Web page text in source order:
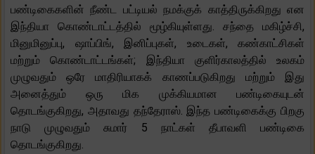
பண்டிகைகளின் நீண்ட பட்டியல் நமக்குக் காத்திருக்கிறது என
இந்தியா கொண்டாட்டத்தில் மூழ்கியுள்ளது. சந்தை மகிழ்ச்சி,
மினுமினுப்பு, ஷாப்பிங், இனிப்புகள், உடைகள், கண்காட்சிகள்
மற்றும் கொண்டாட்டங்கள்; இந்தியா குளிர்காலத்தில் உலகம்
முழுவதும் ஒரே மாதிரியாகக் காணப்படுகிறது மற்றும் இது
அனைத்தும் ஒரு மிக முக்கியமான பண்டிகையுடன்
தொடங்குகிறது, அதாவது தந்தேராஸ். இந்த பண்டிகைக்கு பிறகு
நாடு முழுவதும் சுமார் 5 நாட்கள் தீபாவளி பண்டிகை
தொடங்குகிறது.